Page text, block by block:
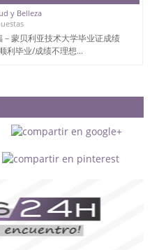
y Belleza
蒙贝利亚技术大学毕业证成绩
利毕业/成绩不理想...